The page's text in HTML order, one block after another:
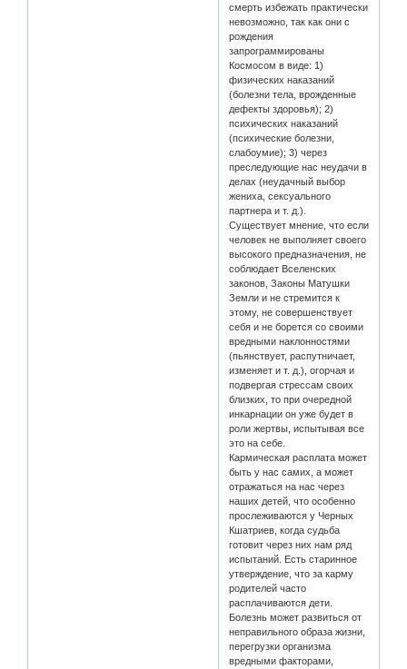
смерть избежать практически
невозможно, так как они с
рождения
запрограммированы
Космосом в виде: 1)
физических наказаний
(болезни тела, врожденные
дефекты здоровья); 2)
психических наказаний
(психические болезни,
слабоумие); 3) через
преследующие нас неудачи в
делах (неудачный выбор
жениха, сексуального
партнера и т. д.).
Существует мнение, что если
человек не выполняет своего
высокого предназначения, не
соблюдает Вселенских
законов, Законы Матушки
Земли и не стремится к
этому, не совершенствует
себя и не борется со своими
вредными наклонностями
(пьянствует, распутничает,
изменяет и т. д.), огорчая и
подвергая стрессам своих
близких, то при очередной
инкарнации он уже будет в
роли жертвы, испытывая все
это на себе.
Кармическая расплата может
быть у нас самих, а может
отражаться на нас через
наших детей, что особенно
прослеживаются у Черных
Кшатриев, когда судьба
готовит через них нам ряд
испытаний. Есть старинное
утверждение, что за карму
родителей часто
расплачиваются дети.
Болезнь может развиться от
неправильного образа жизни,
перегрузки организма
вредными факторами,